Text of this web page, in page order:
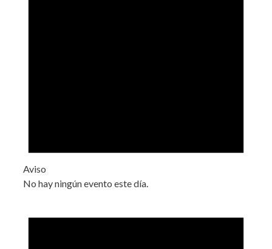
Aviso
No hay ningún evento este día.